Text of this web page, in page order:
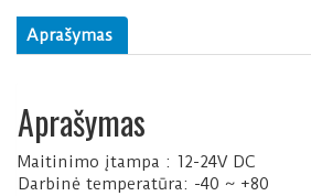
Aprašymas
Aprašymas
Maitinimo įtampa : 12-24V DC
Darbinė temperatūra: -40 ~ +80